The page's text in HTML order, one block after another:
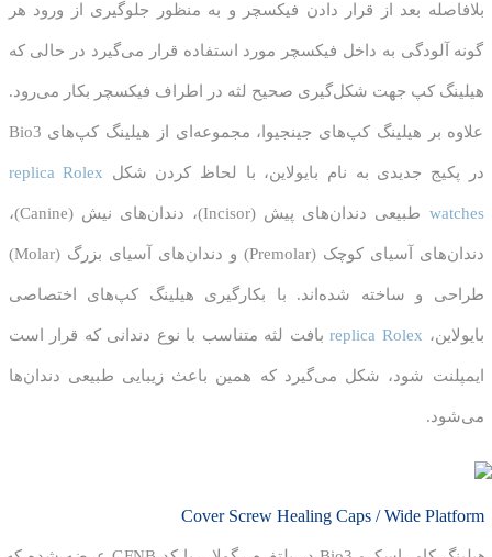
بلافاصله بعد از قرار دادن فیکسچر و به منظور جلوگیری از ورود هر
گونه آلودگی به داخل فیکسچر مورد استفاده قرار می‌گیرد در حالی که
هیلینگ کپ جهت شکل‌گیری صحیح لثه در اطراف فیکسچر بکار می‌رود.
علاوه بر هیلینگ کپ‌های جینجیوا، مجموعه‌ای از هیلینگ کپ‌های Bio3
در پکیج جدیدی به نام بایولاین، با لحاظ کردن شکل replica Rolex
watches طبیعی دندان‌های پیش (Incisor)، دندان‌های نیش (Canine)،
دندان‌های آسیای کوچک (Premolar) و دندان‌های آسیای بزرگ (Molar)
طراحی و ساخته شده‌اند. با بکارگیری هیلینگ کپ‌های اختصاصی
بایولاین، replica Rolexبافت لثه متناسب با نوع دندانی که قرار است
ایمپلنت شود، شکل می‌گیرد که همین باعث زیبایی طبیعی دندان‌ها
می‌شود.
Cover Screw Healing Caps / Wide Platform